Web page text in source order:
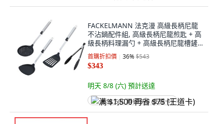
FACKELMANN 法克漫 高級長柄尼龍
不沾鍋配件組, 高級長柄尼龍煎匙 + 高
級長柄料理漏勺 + 高級長柄尼龍槽鏟 +
不鏽鋼尼龍多用途鉗, 銀色 + 黑色, 1組
首購折扣價 36%$543
$343
明天 8/8 (六) 預計送達
满 $1,500 再省 $75 (王道卡)